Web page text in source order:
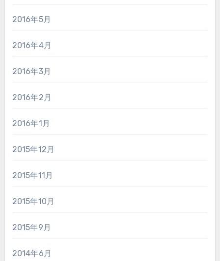
2016年5月
2016年4月
2016年3月
2016年2月
2016年1月
2015年12月
2015年11月
2015年10月
2015年9月
2014年6月